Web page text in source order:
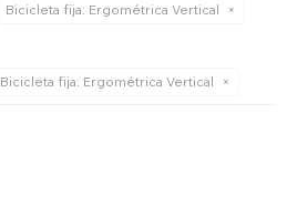
Bicicleta fija: Ergométrica Vertical
Bicicleta fija: Ergométrica Vertical